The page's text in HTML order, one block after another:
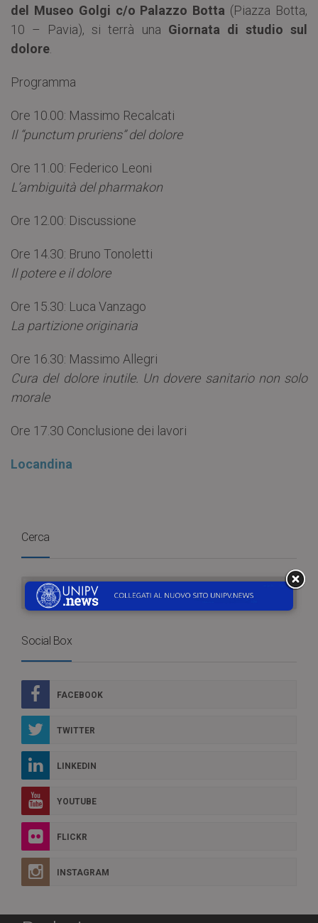
del Museo Golgi c/o Palazzo Botta (Piazza Botta,
10 – Pavia), si terrà una Giornata di studio sul
dolore.
Programma
Ore 10.00: Massimo Recalcati
Il “punctum pruriens” del dolore
Ore 11.00: Federico Leoni
L’ambiguità del pharmakon
Ore 12.00: Discussione
Ore 14.30: Bruno Tonoletti
Il potere e il dolore
Ore 15.30: Luca Vanzago
La partizione originaria
Ore 16.30: Massimo Allegri
Cura del dolore inutile. Un dovere sanitario non solo
morale
Ore 17.30 Conclusione dei lavori
Locandina
Cerca
Social Box
FACEBOOK
TWITTER
LINKEDIN
YOUTUBE
FLICKR
INSTAGRAM